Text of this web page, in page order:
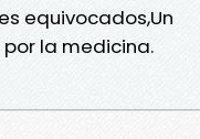
equivocados,Un
la medicina.